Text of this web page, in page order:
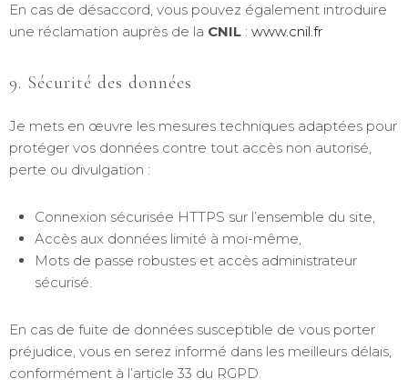
En cas de désaccord, vous pouvez également introduire
une réclamation auprès de la CNIL : www.cnil.fr
9. Sécurité des données
Je mets en œuvre les mesures techniques adaptées pour
protéger vos données contre tout accès non autorisé,
perte ou divulgation :
Connexion sécurisée HTTPS sur l’ensemble du site,
Accès aux données limité à moi-même,
Mots de passe robustes et accès administrateur
sécurisé.
En cas de fuite de données susceptible de vous porter
préjudice, vous en serez informé dans les meilleurs délais,
conformément à l’article 33 du RGPD.